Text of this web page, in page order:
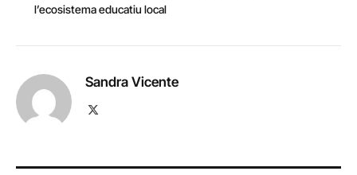
l’ecosistema educatiu local
Sandra Vicente